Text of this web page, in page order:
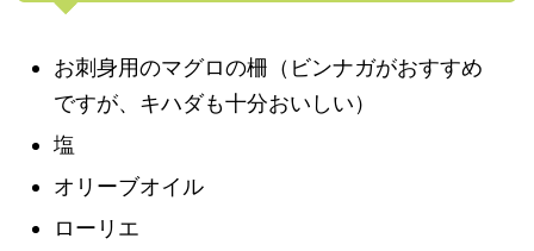
お刺身用のマグロの柵（ビンナガがおすすめ
ですが、キハダも十分おいしい）
塩
オリーブオイル
ローリエ